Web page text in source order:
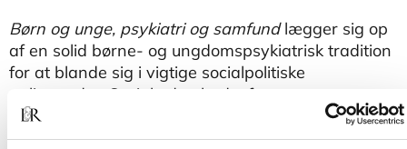
Børn og unge, psykiatri og samfundlægger sig op
af en solid børne- og ungdomspsykiatrisk tradition
for at blande sig i vigtige socialpolitiske
anliggender. Social udsathed, afmagt og
oplevelser af forkerthed kan få fænomener til at
fremtræde psykiatrisk. Men begrebet psykisk